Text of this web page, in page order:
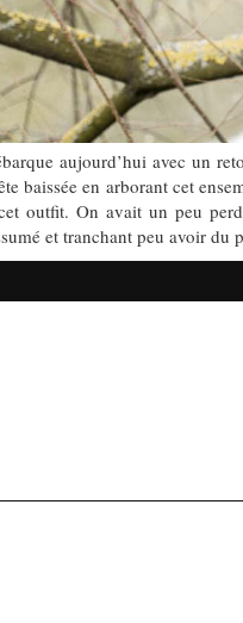
aujourd’hui avec un
baissée en arborant cet
outfit. On avait un peu
et tranchant peu avoir